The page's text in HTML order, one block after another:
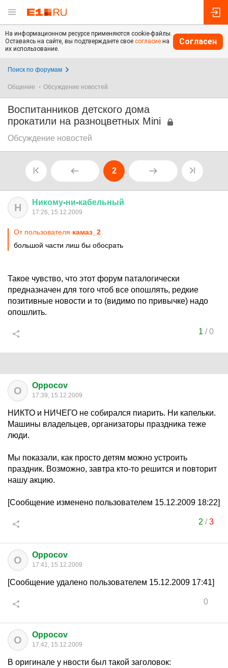
На информационном ресурсе применяются cookie-файлы.
Оставаясь на сайте, вы подтверждаете свое согласие на
их использование.
Согласен
Поиск по форумам
Общение Обсуждение новостей
Воспитанников детского дома
прокатили на разноцветных Mini
Обсуждение новостей
2
Н Никому-ни-кабельный
17:26, 15.12.2009
От пользователя камаз_2
большой части лиш бы обосрать
Такое чувство, что этот форум паталогически
предназначен для того чтоб все опошлять, редкие
позитивные новости и то (видимо по привычке) надо
опошлить.
1 /0
O Oppocov
17:39, 15.12.2009
НИКТО и НИЧЕГО не собирался пиарить. Ни капельки.
Машины владельцев, организаторы праздника теже
люди.
Мы показали, как просто детям можно устроить
праздник. Возможно, завтра кто-то решится и повторит
нашу акцию.
[Сообщение изменено пользователем 15.12.2009 18:22]
2 /3
O Oppocov
17:41, 15.12.2009
[Сообщение удалено пользователем 15.12.2009 17:41]
0
O Oppocov
17:42, 15.12.2009
В оригинале у нвости был такой заголовок: